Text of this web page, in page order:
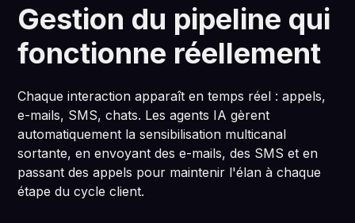
Gestion du pipeline qui
fonctionne réellement
Chaque interaction apparaît en temps réel : appels,
e-mails, SMS, chats. Les agents IA gèrent
automatiquement la sensibilisation multicanal
sortante, en envoyant des e-mails, des SMS et en
passant des appels pour maintenir l'élan à chaque
étape du cycle client.